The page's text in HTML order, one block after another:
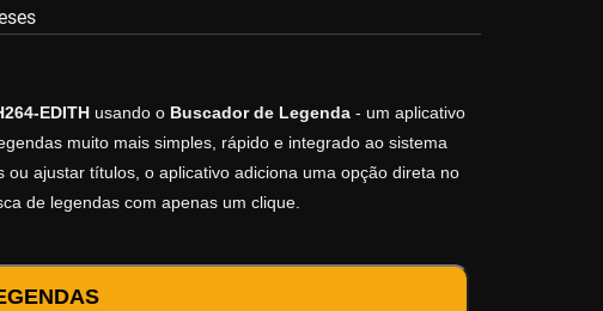
EDITHusando o Buscador de Legenda- um aplicativo
muito mais simples, rápido e integrado ao sistema
ajustar títulos, o aplicativo adiciona uma opção direta no
de legendas com apenas um clique.